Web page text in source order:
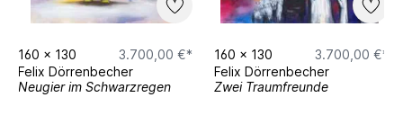
160 x 130
3.700,00 €*
Felix Dörrenbecher
Neugier im Schwarzregen
160 x 130
3.700,00 €*
Felix Dörrenbecher
Zwei Traumfreunde